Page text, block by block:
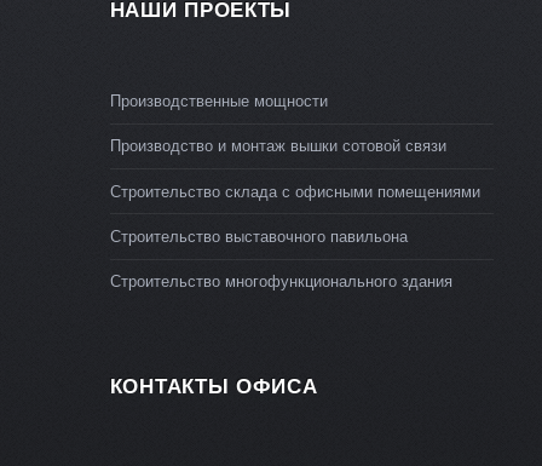
НАШИ ПРОЕКТЫ
Производственные мощности
Производство и монтаж вышки сотовой связи
Строительство склада с офисными помещениями
Строительство выставочного павильона
Строительство многофункционального здания
КОНТАКТЫ ОФИСА